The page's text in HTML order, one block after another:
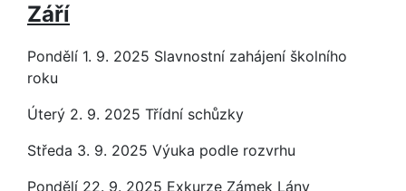
Září
Pondělí 1. 9. 2025 Slavnostní zahájení školního
roku
Úterý 2. 9. 2025 Třídní schůzky
Středa 3. 9. 2025 Výuka podle rozvrhu
Pondělí 22. 9. 2025 Exkurze Zámek Lány